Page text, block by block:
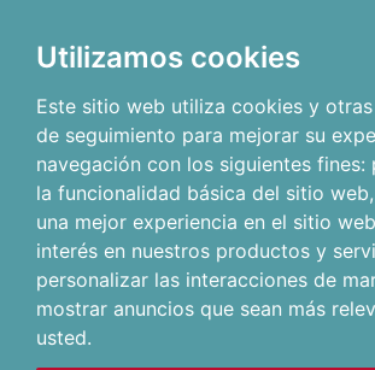
Utilizamos cookies
Este sitio web utiliza cookies y
de seguimiento para mejorar su
navegación con los siguientes fines:
la funcionalidad básica del sitio web,
una mejor experiencia en el sitio web
interés en nuestros productos y
personalizar las interacciones de
mostrar anuncios que sean más
usted.